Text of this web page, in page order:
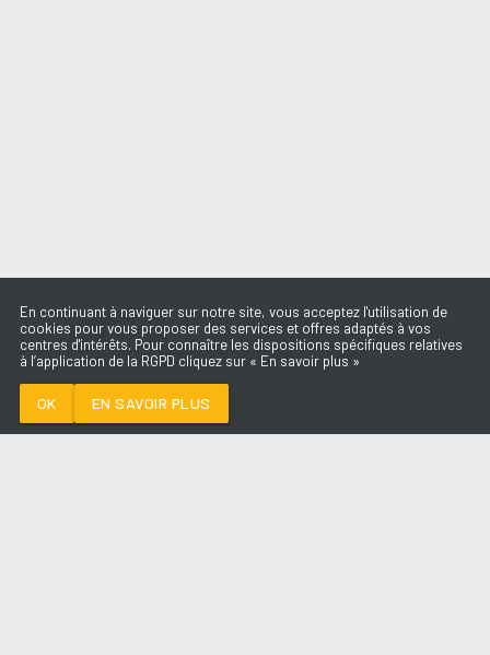
En continuant à naviguer sur notre site, vous acceptez l'utilisation de
cookies pour vous proposer des services et offres adaptés à vos
centres d'intérêts. Pour connaître les dispositions spécifiques relatives
à l’application de la RGPD cliquez sur « En savoir plus »
OK EN SAVOIR PLUS